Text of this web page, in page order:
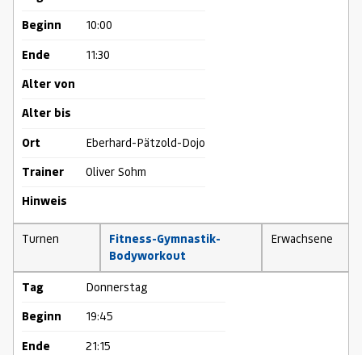
Beginn 10:00
Ende 11:30
Alter von
Alter bis
Ort Eberhard-Pätzold-Dojo
Trainer Oliver Sohm
Hinweis
Turnen
Fitness-Gymnastik-
Bodyworkout
Erwachsene
Tag Donnerstag
Beginn 19:45
Ende 21:15